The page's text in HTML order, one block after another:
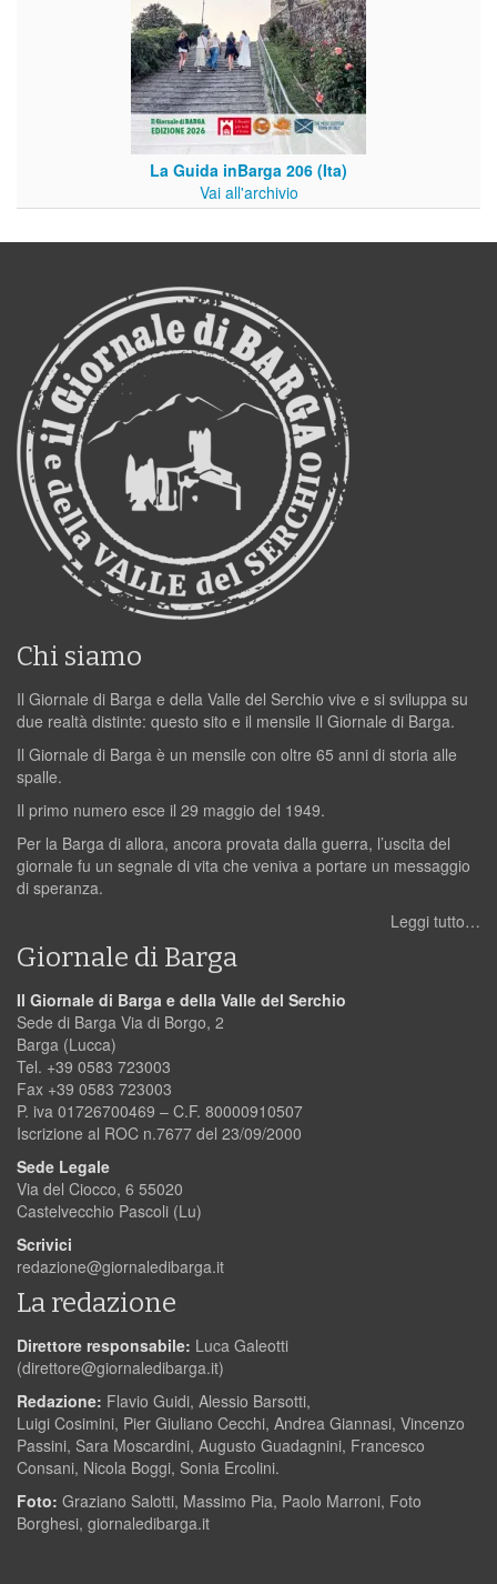
La Guida inBarga 206 (Ita)
Vai all'archivio
Chi siamo
Il Giornale di Barga e della Valle del Serchio vive e si sviluppa su
due realtà distinte: questo sito e il mensile Il Giornale di Barga.
Il Giornale di Barga è un mensile con oltre 65 anni di storia alle
spalle.
Il primo numero esce il 29 maggio del 1949.
Per la Barga di allora, ancora provata dalla guerra, l’uscita del
giornale fu un segnale di vita che veniva a portare un messaggio
di speranza.
Leggi tutto…
Giornale di Barga
Il Giornale di Barga e della Valle del Serchio
Sede di Barga Via di Borgo, 2
Barga (Lucca)
Tel. +39 0583 723003
Fax +39 0583 723003
P. iva 01726700469 – C.F. 80000910507
Iscrizione al ROC n.7677 del 23/09/2000
Sede Legale
Via del Ciocco, 6 55020
Castelvecchio Pascoli (Lu)
Scrivici
redazione@giornaledibarga.it
La redazione
Direttore responsabile: Luca Galeotti
(direttore@giornaledibarga.it)
Redazione: Flavio Guidi, Alessio Barsotti,
Luigi Cosimini, Pier Giuliano Cecchi, Andrea Giannasi, Vincenzo
Passini, Sara Moscardini, Augusto Guadagnini, Francesco
Consani, Nicola Boggi, Sonia Ercolini.
Foto: Graziano Salotti, Massimo Pia, Paolo Marroni, Foto
Borghesi, giornaledibarga.it